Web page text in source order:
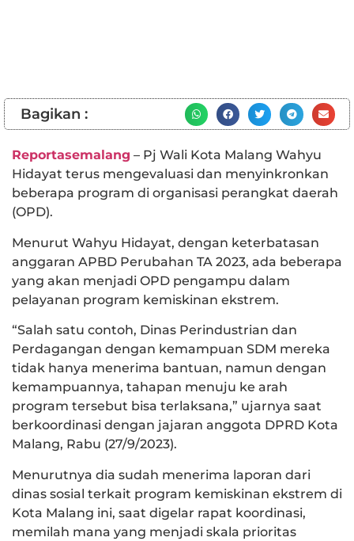
Bagikan :
Reportasemalang – Pj Wali Kota Malang Wahyu
Hidayat terus mengevaluasi dan menyinkronkan
beberapa program di organisasi perangkat daerah
(OPD).
Menurut Wahyu Hidayat, dengan keterbatasan
anggaran APBD Perubahan TA 2023, ada beberapa
yang akan menjadi OPD pengampu dalam
pelayanan program kemiskinan ekstrem.
“Salah satu contoh, Dinas Perindustrian dan
Perdagangan dengan kemampuan SDM mereka
tidak hanya menerima bantuan, namun dengan
kemampuannya, tahapan menuju ke arah
program tersebut bisa terlaksana,” ujarnya saat
berkoordinasi dengan jajaran anggota DPRD Kota
Malang, Rabu (27/9/2023).
Menurutnya dia sudah menerima laporan dari
dinas sosial terkait program kemiskinan ekstrem di
Kota Malang ini, saat digelar rapat koordinasi,
memilah mana yang menjadi skala prioritas